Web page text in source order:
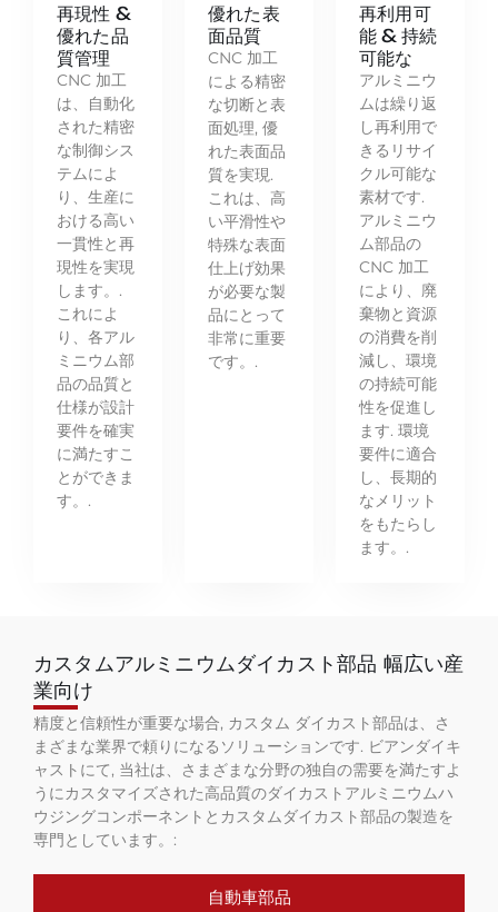
再現性 &
優れた品
質管理
CNC 加工
は、自動化
された精密
な制御シス
テムによ
り、生産に
おける高い
一貫性と再
現性を実現
します。.
これによ
り、各アル
ミニウム部
品の品質と
仕様が設計
要件を確実
に満たすこ
とができま
す。.
優れた表
面品質
CNC 加工
による精密
な切断と表
面処理, 優
れた表面品
質を実現.
これは、高
い平滑性や
特殊な表面
仕上げ効果
が必要な製
品にとって
非常に重要
です。.
再利用可
能 & 持続
可能な
アルミニウ
ムは繰り返
し再利用で
きるリサイ
クル可能な
素材です.
アルミニウ
ム部品の
CNC 加工
により、廃
棄物と資源
の消費を削
減し、環境
の持続可能
性を促進し
ます. 環境
要件に適合
し、長期的
なメリット
をもたらし
ます。.
カスタムアルミニウムダイカスト部品 幅広い産
業向け
精度と信頼性が重要な場合, カスタム ダイカスト部品は、さ
まざまな業界で頼りになるソリューションです. ビアンダイキ
ャストにて, 当社は、さまざまな分野の独自の需要を満たすよ
うにカスタマイズされた高品質のダイカストアルミニウムハ
ウジングコンポーネントとカスタムダイカスト部品の製造を
専門としています。:
自動車部品